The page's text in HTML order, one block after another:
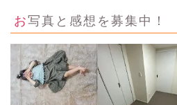
お写真と感想を募集中！